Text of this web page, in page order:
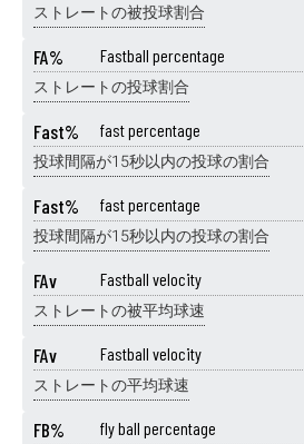
ストレートの被投球割合
FA% Fastball percentage
ストレートの投球割合
Fast% fast percentage
投球間隔が15秒以内の投球の割合
Fast% fast percentage
投球間隔が15秒以内の投球の割合
FAv Fastball velocity
ストレートの被平均球速
FAv Fastball velocity
ストレートの平均球速
FB% fly ball percentage